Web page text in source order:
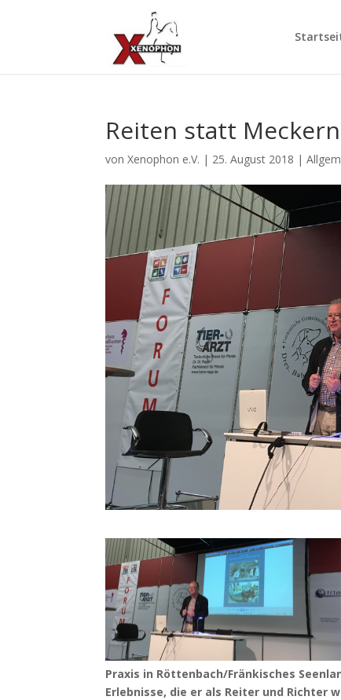
Reiten statt
vonXenophon e.V. | 25. August 2018 |
Praxis in Röttenbach/Fränkisches
Erlebnisse, die er als Reiter und Richter